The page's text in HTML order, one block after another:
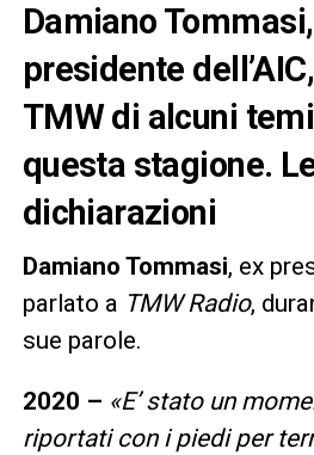
Damiano
presidente
TMW di alcuni
questa stagione.
dichiarazioni
Damiano Tommasi, ex
parlato a TMW Radio,
sue parole.
2020 – «E’ stato un
riportati con i piedi per